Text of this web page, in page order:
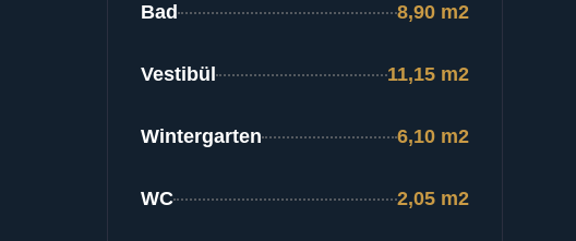
Bad 8,90 m2
Vestibül 11,15 m2
Wintergarten 6,10 m2
WC 2,05 m2